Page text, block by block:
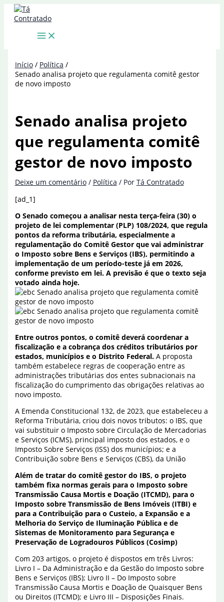
para
Início
Política
Senado analisa projeto que regulamenta comitê gestor
de novo imposto
Senado analisa projeto
que regulamenta comitê
gestor de novo imposto
Deixe um comentário / Política / Por Tá Contratado
[ad_1]
O Senado começou a analisar nesta terça-feira (30) o
projeto de lei complementar (PLP) 108/2024, que regula
pontos da reforma tributária, especialmente a
regulamentação do Comitê Gestor que vai administrar
o Imposto sobre Bens e Serviços (IBS), permitindo a
implementação de um período-teste já em 2026,
conforme previsto em lei. A previsão é que o texto seja
votado ainda hoje.
Entre outros pontos, o comitê deverá coordenar a
fiscalização e a cobrança dos créditos tributários por
estados, municípios e o Distrito Federal. A proposta
também estabelece regras de cooperação entre as
administrações tributárias dos entes subnacionais na
fiscalização do cumprimento das obrigações relativas ao
novo imposto.
A Emenda Constitucional 132, de 2023, que estabeleceu a
Reforma Tributária, criou dois novos tributos: o IBS, que
vai substituir o Imposto sobre Circulação de Mercadorias
e Serviços (ICMS), principal imposto dos estados, e o
Imposto Sobre Serviços (ISS) dos municípios; e a
Contribuição sobre Bens e Serviços (CBS), da União
Além de tratar do comitê gestor do IBS, o projeto
também fixa normas gerais para o Imposto sobre
Transmissão Causa Mortis e Doação (ITCMD), para o
Imposto sobre Transmissão de Bens Imóveis (ITBI) e
para a Contribuição para o Custeio, a Expansão e a
Melhoria do Serviço de Iluminação Pública e de
Sistemas de Monitoramento para Segurança e
Preservação de Logradouros Públicos (Cosimp)
Com 203 artigos, o projeto é dispostos em três Livros:
Livro I – Da Administração e da Gestão do Imposto sobre
Bens e Serviços (IBS); Livro II – Do Imposto sobre
Transmissão Causa Mortis e Doação de Quaisquer Bens
ou Direitos (ITCMD); e Livro III – Disposições Finais.